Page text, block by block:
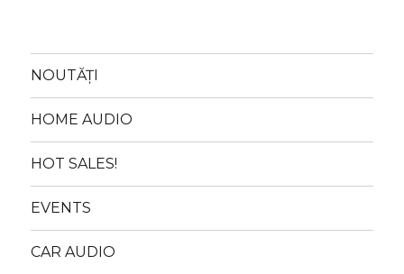
NOUTĂȚI
HOME AUDIO
HOT SALES!
EVENTS
CAR AUDIO